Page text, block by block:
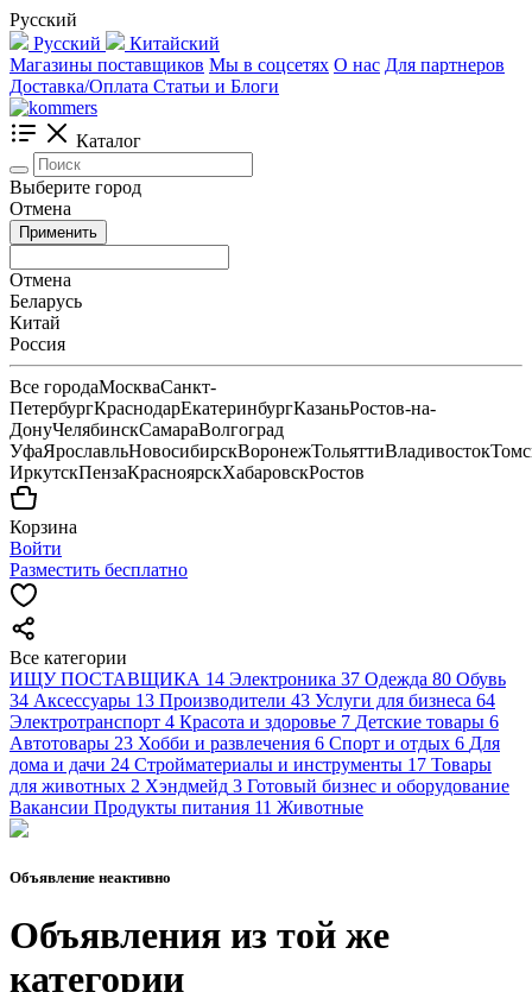
Русский
Русский
Китайский
Магазины поставщиков Мы в соцсетях О нас Для партнеров
Доставка/Оплата Статьи и Блоги
Каталог
Выберите город
Отмена
Применить
Отмена
Беларусь
Китай
Россия
Все городаМоскваСанкт-
ПетербургКраснодарЕкатеринбургКазаньРостов-на-
ДонуЧелябинскСамараВолгоград
УфаЯрославльНовосибирскВоронежТольяттиВладивосток
ИркутскПензаКрасноярскХабаровскРостов
Корзина
Войти
Разместить бесплатно
Все категории
ИЩУ ПОСТАВЩИКА 14 Электроника 37 Одежда 80 Обувь
34 Аксессуары 13 Производители 43 Услуги для бизнеса 64
Электротранспорт 4 Красота и здоровье 7 Детские товары 6
Автотовары 23 Хобби и развлечения 6 Спорт и отдых 6 Для
дома и дачи 24 Стройматериалы и инструменты 17 Товары
для животных 2 Хэндмейд 3 Готовый бизнес и оборудование
Вакансии Продукты питания 11 Животные
Объявление неактивно
Объявления из той же
категории